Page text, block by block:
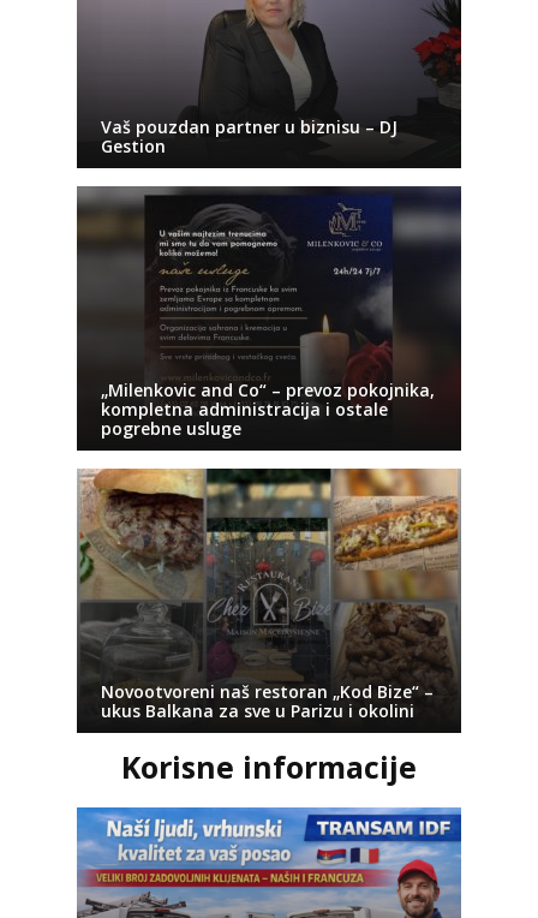
Vaš pouzdan partner u biznisu – DJ
Gestion
„Milenkovic and Co“ – prevoz pokojnika,
kompletna administracija i ostale
pogrebne usluge
Novootvoreni naš restoran „Kod Bize“ –
ukus Balkana za sve u Parizu i okolini
Korisne informacije